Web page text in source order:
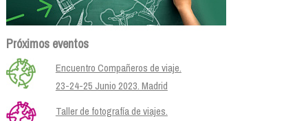
Próximos eventos
Encuentro Compañeros de viaje.
23-24-25 Junio 2023. Madrid
Taller de fotografía de viajes.